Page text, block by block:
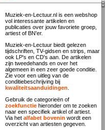
Muziek-en-Lectuur.nl is een webshop
vol interessante artikelen en
publicaties over jouw favoriete groep,
artiest of BN'er.
Muziek-en-Lectuur biedt gelezen
tijdschriften, TV-gidsen en strips, maar
ook LP's en CD's aan. De artikelen
zijn tweedehands en over het
algemeen in een zeer goede conditie.
Zie voor een uitleg van de
conditiebeschrijving bij
kwaliteitsaanduidingen
Gebruik de categorieën of
zoekfunctie hieronder om te zoeken
naar een specifiek artikel of artiest.
Via het alfabet bovenin wordt een
overzicht van artiesten gegeven.